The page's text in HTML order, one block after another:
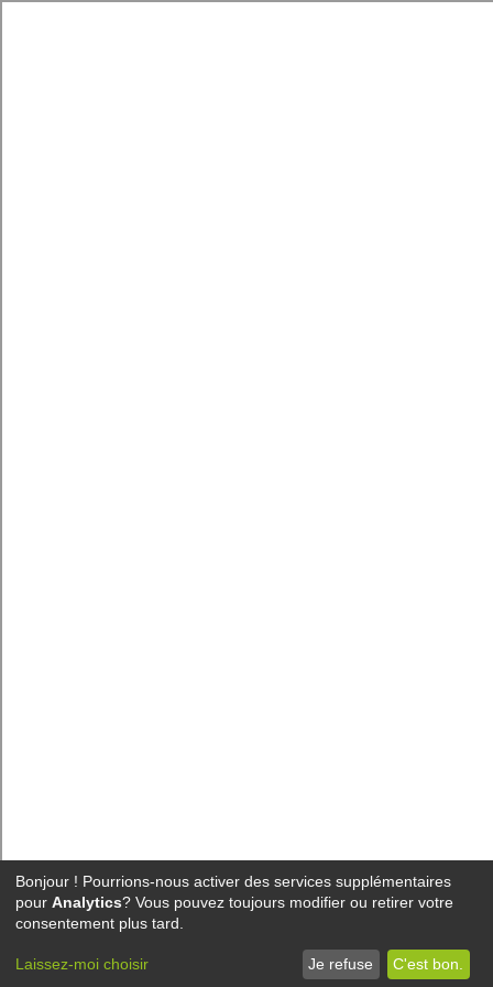
Cookies
Bonjour ! Pourrions-nous activer des services supplémentaires
pour Analytics? Vous pouvez toujours modifier ou retirer votre
consentement plus tard.
Laissez-moi choisir Je refuse C'est bon.